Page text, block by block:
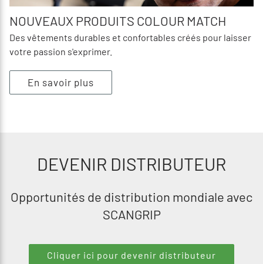
NOUVEAUX PRODUITS COLOUR MATCH
Des vêtements durables et confortables créés pour laisser
votre passion s'exprimer.
En savoir plus
DEVENIR DISTRIBUTEUR
Opportunités de distribution mondiale avec
SCANGRIP
Cliquer ici pour devenir distributeur